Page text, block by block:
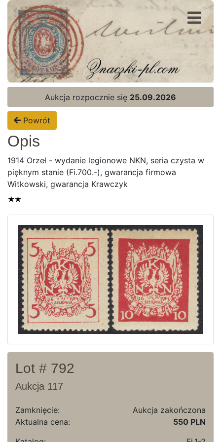
Rejestracja
Logowanie
Strona Główna
Aktualna oferta
Ostatnie wyniki
Archiwum
Regulamin
Kontakt
Aukcja rozpocznie się 25.09.2026
Powrót
Opis
1914 Orzeł - wydanie legionowe NKN, seria czysta w
pięknym stanie (Fi.700.-), gwarancja firmowa
Witkowski, gwarancja Krawczyk
Lot # 792
Aukcja 117
Zamknięcie:
Aukcja zakończona
Aktualna cena:
550 PLN